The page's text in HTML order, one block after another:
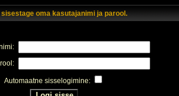
sisestage oma kasutajanimi ja parool.
Automaatne sisselogimine: